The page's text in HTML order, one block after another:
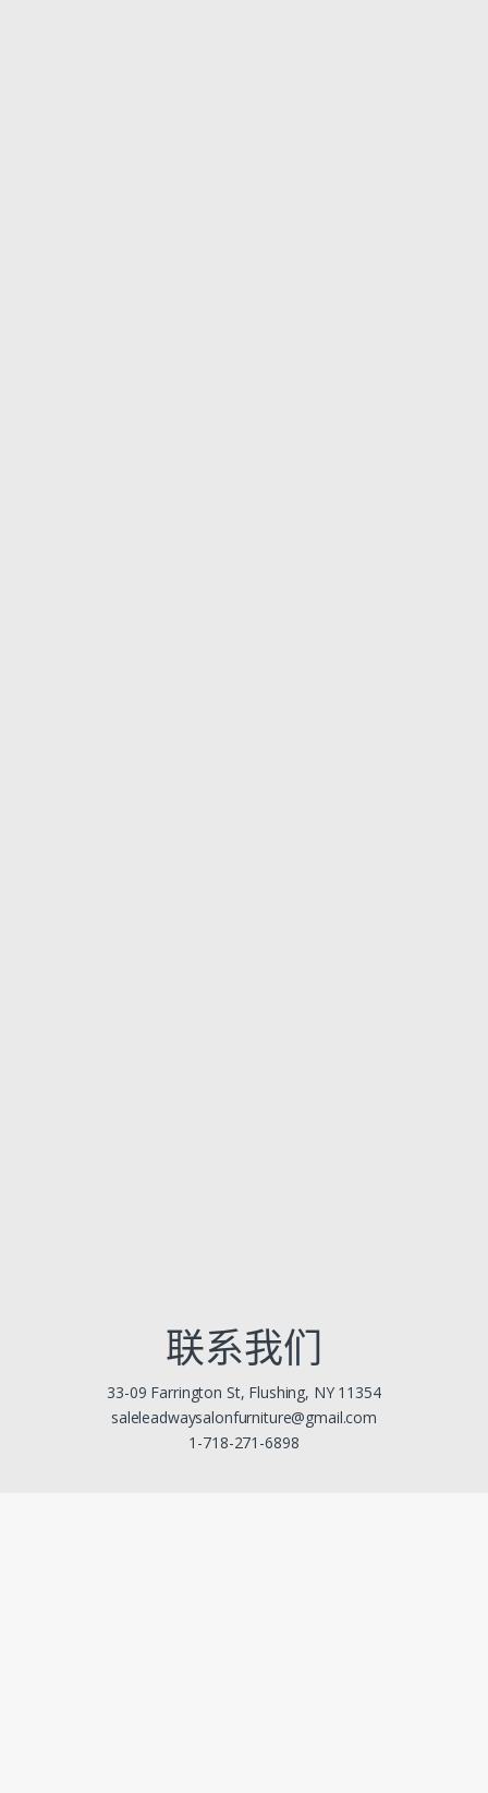
联系我们
33-09 Farrington St, Flushing, NY 11354
saleleadwaysalonfurniture@gmail.com
1-718-271-6898